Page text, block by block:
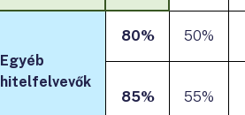
Egyéb
hitelfelvevők
80% 50%
85% 55%